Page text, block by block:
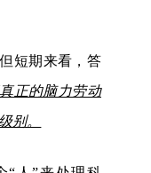
短期来看，答
正的脑力劳动
别。